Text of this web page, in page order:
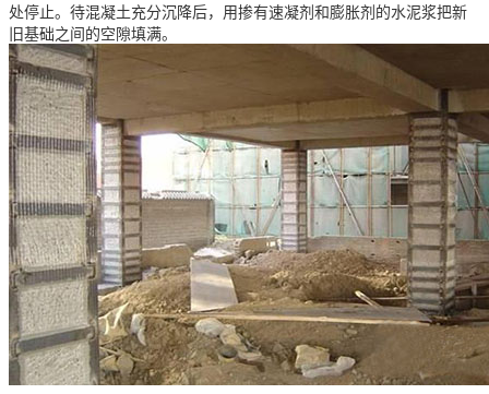
处停止。待混凝土充分沉降后，用掺有速凝剂和膨胀剂的水泥浆把新
旧基础之间的空隙填满。